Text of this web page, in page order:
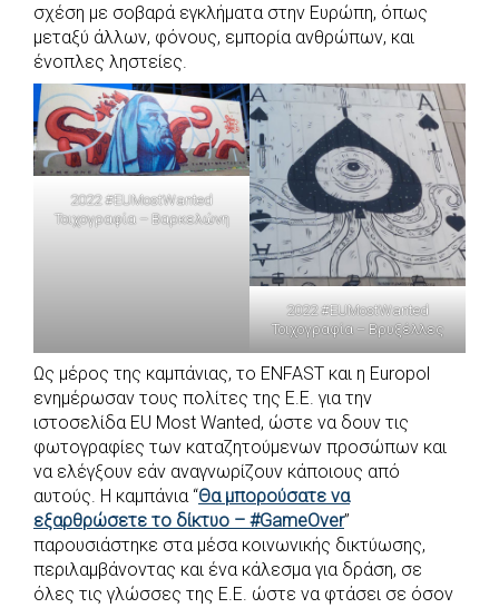
σχέση με σοβαρά εγκλήματα στην Ευρώπη, όπως
μεταξύ άλλων, φόνους, εμπορία ανθρώπων, και
ένοπλες ληστείες.
2022 #EUMostWanted
Τοιχογραφία – Βαρκελώνη
2022 #EUMostWanted
Τοιχογραφία – Βρυξέλλες
Ως μέρος της καμπάνιας, το ENFAST και η Europol
ενημέρωσαν τους πολίτες της Ε.Ε. για την
ιστοσελίδα EU Most Wanted, ώστε να δουν τις
φωτογραφίες των καταζητούμενων προσώπων και
να ελέγξουν εάν αναγνωρίζουν κάποιους από
αυτούς. Η καμπάνια “Θα μπορούσατε να
εξαρθρώσετε το δίκτυο – #GameOver”
παρουσιάστηκε στα μέσα κοινωνικής δικτύωσης,
περιλαμβάνοντας και ένα κάλεσμα για δράση, σε
όλες τις γλώσσες της Ε.Ε. ώστε να φτάσει σε όσον